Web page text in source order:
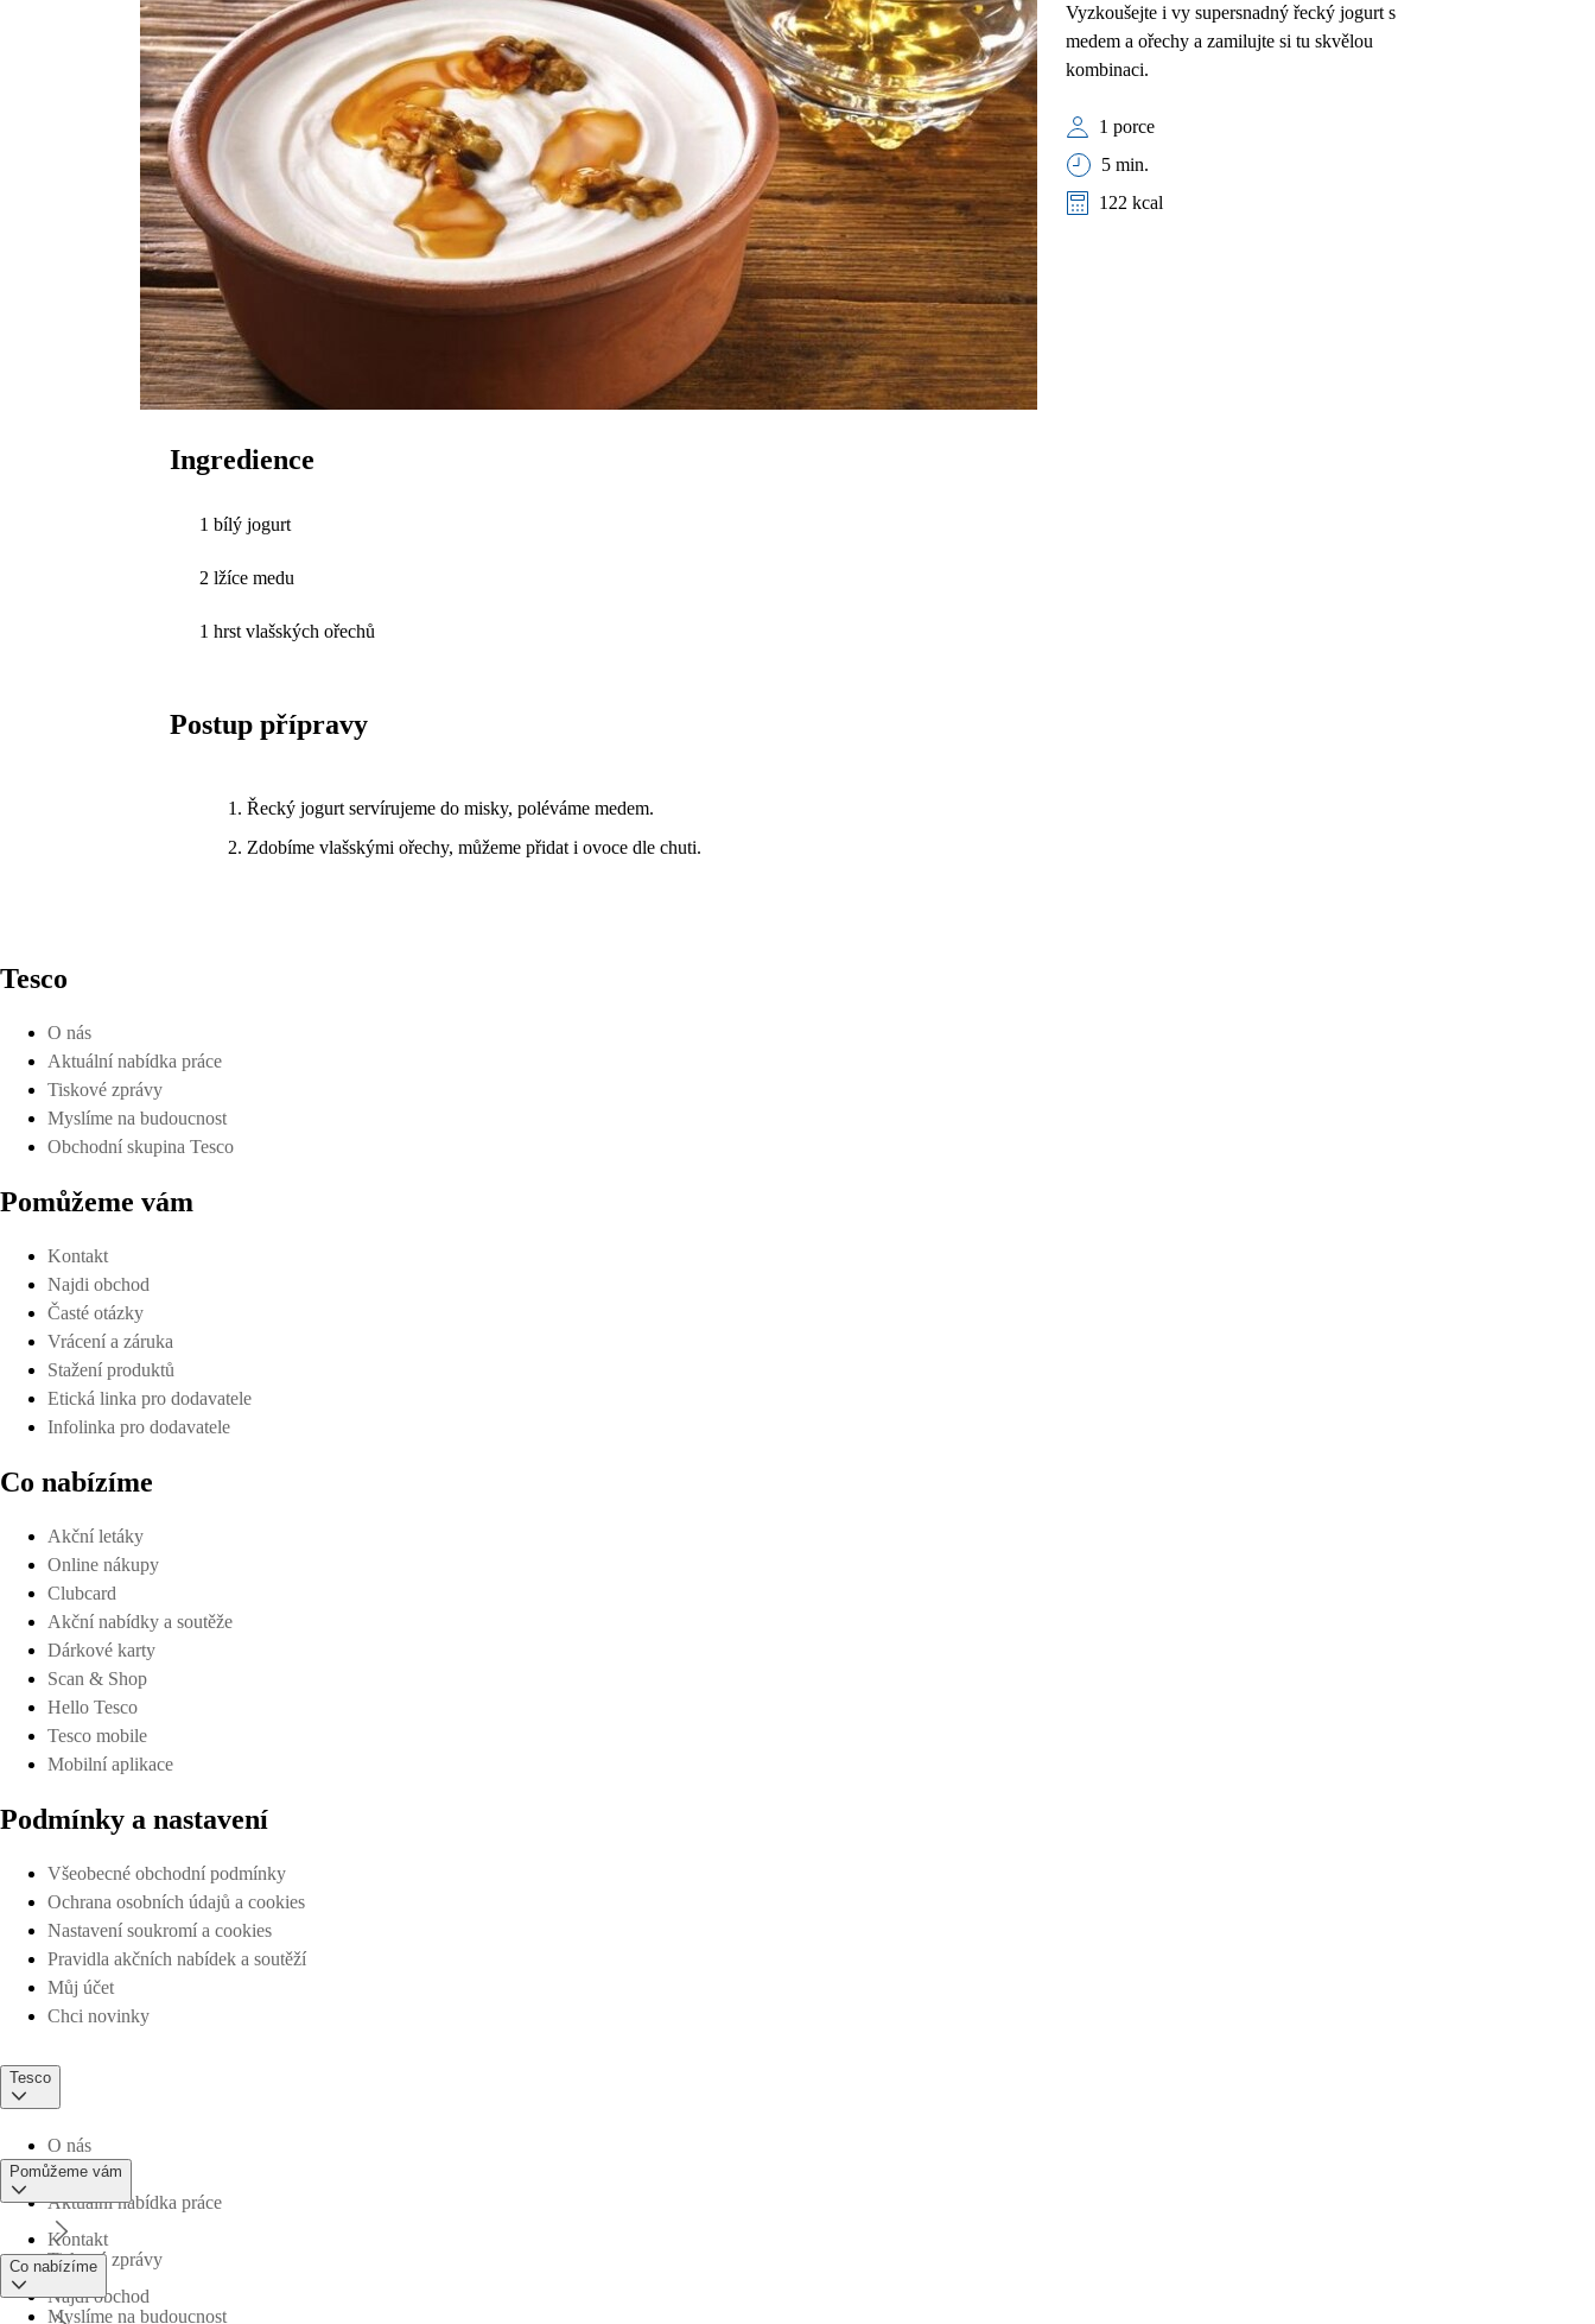
Vyzkoušejte i vy supersnadný řecký jogurt s
medem a ořechy a zamilujte si tu skvělou
kombinaci.
1 porce
5 min.
122 kcal
Ingredience
1 bílý jogurt
2 lžíce medu
1 hrst vlašských ořechů
Postup přípravy
Řecký jogurt servírujeme do misky, poléváme medem.
Zdobíme vlašskými ořechy, můžeme přidat i ovoce dle chuti.
Tesco
O nás
Aktuální nabídka práce
Tiskové zprávy
Myslíme na budoucnost
Obchodní skupina Tesco
Pomůžeme vám
Kontakt
Najdi obchod
Časté otázky
Vrácení a záruka
Stažení produktů
Etická linka pro dodavatele
Infolinka pro dodavatele
Co nabízíme
Akční letáky
Online nákupy
Clubcard
Akční nabídky a soutěže
Dárkové karty
Scan & Shop
Hello Tesco
Tesco mobile
Mobilní aplikace
Podmínky a nastavení
Všeobecné obchodní podmínky
Ochrana osobních údajů a cookies
Nastavení soukromí a cookies
Pravidla akčních nabídek a soutěží
Můj účet
Chci novinky
Tesco
O nás
Aktuální nabídka práce
Tiskové zprávy
Myslíme na budoucnost
Pomůžeme vám
Kontakt
Najdi obchod
Co nabízíme